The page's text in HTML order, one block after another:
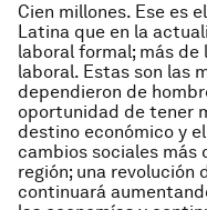
Cien millones. Ese es
Latina que en la
laboral formal; más
laboral. Estas son las
dependieron de
oportunidad de tener
destino económico y
cambios sociales más
región; una revolución
continuará